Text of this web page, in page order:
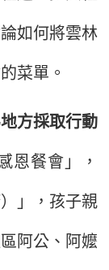
如何將雲林
菜單。
方採取行動
恩餐會」，
」，孩子親
阿公、阿嬤